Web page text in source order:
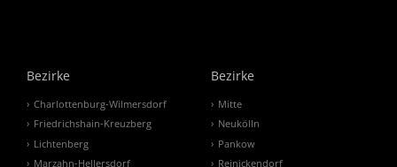
Bezirke
Charlottenburg-Wilmersdorf
Friedrichshain-Kreuzberg
Lichtenberg
Marzahn-Hellersdorf
Bezirke
Mitte
Neukölln
Pankow
Reinickendorf